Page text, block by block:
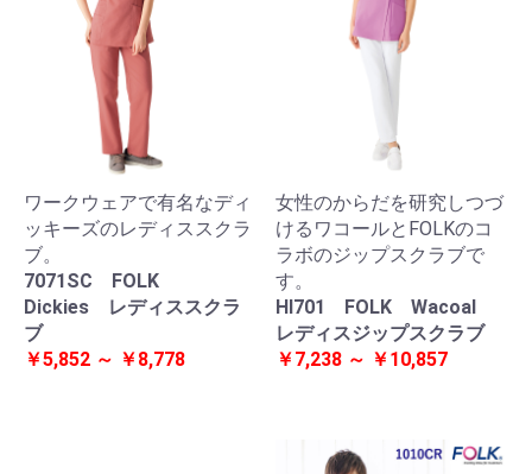
ワークウェアで有名なディ
ッキーズのレディススクラ
ブ。
7071SC FOLK
Dickies レディススクラ
ブ
￥5,852 ～ ￥8,778
女性のからだを研究しつづ
けるワコールとFOLKのコ
ラボのジップスクラブで
す。
HI701 FOLK Wacoal
レディスジップスクラブ
￥7,238 ～ ￥10,857